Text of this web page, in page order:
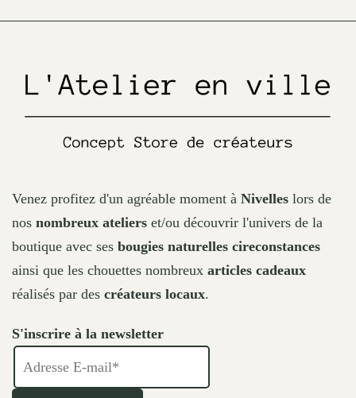
product
page
Venez profitez d'un agréable moment à Nivelles lors de
nos nombreux ateliers et/ou découvrir l'univers de la
boutique avec ses bougies naturelles cireconstances
ainsi que les chouettes nombreux articles cadeaux
réalisés par des créateurs locaux.
S'inscrire à la newsletter